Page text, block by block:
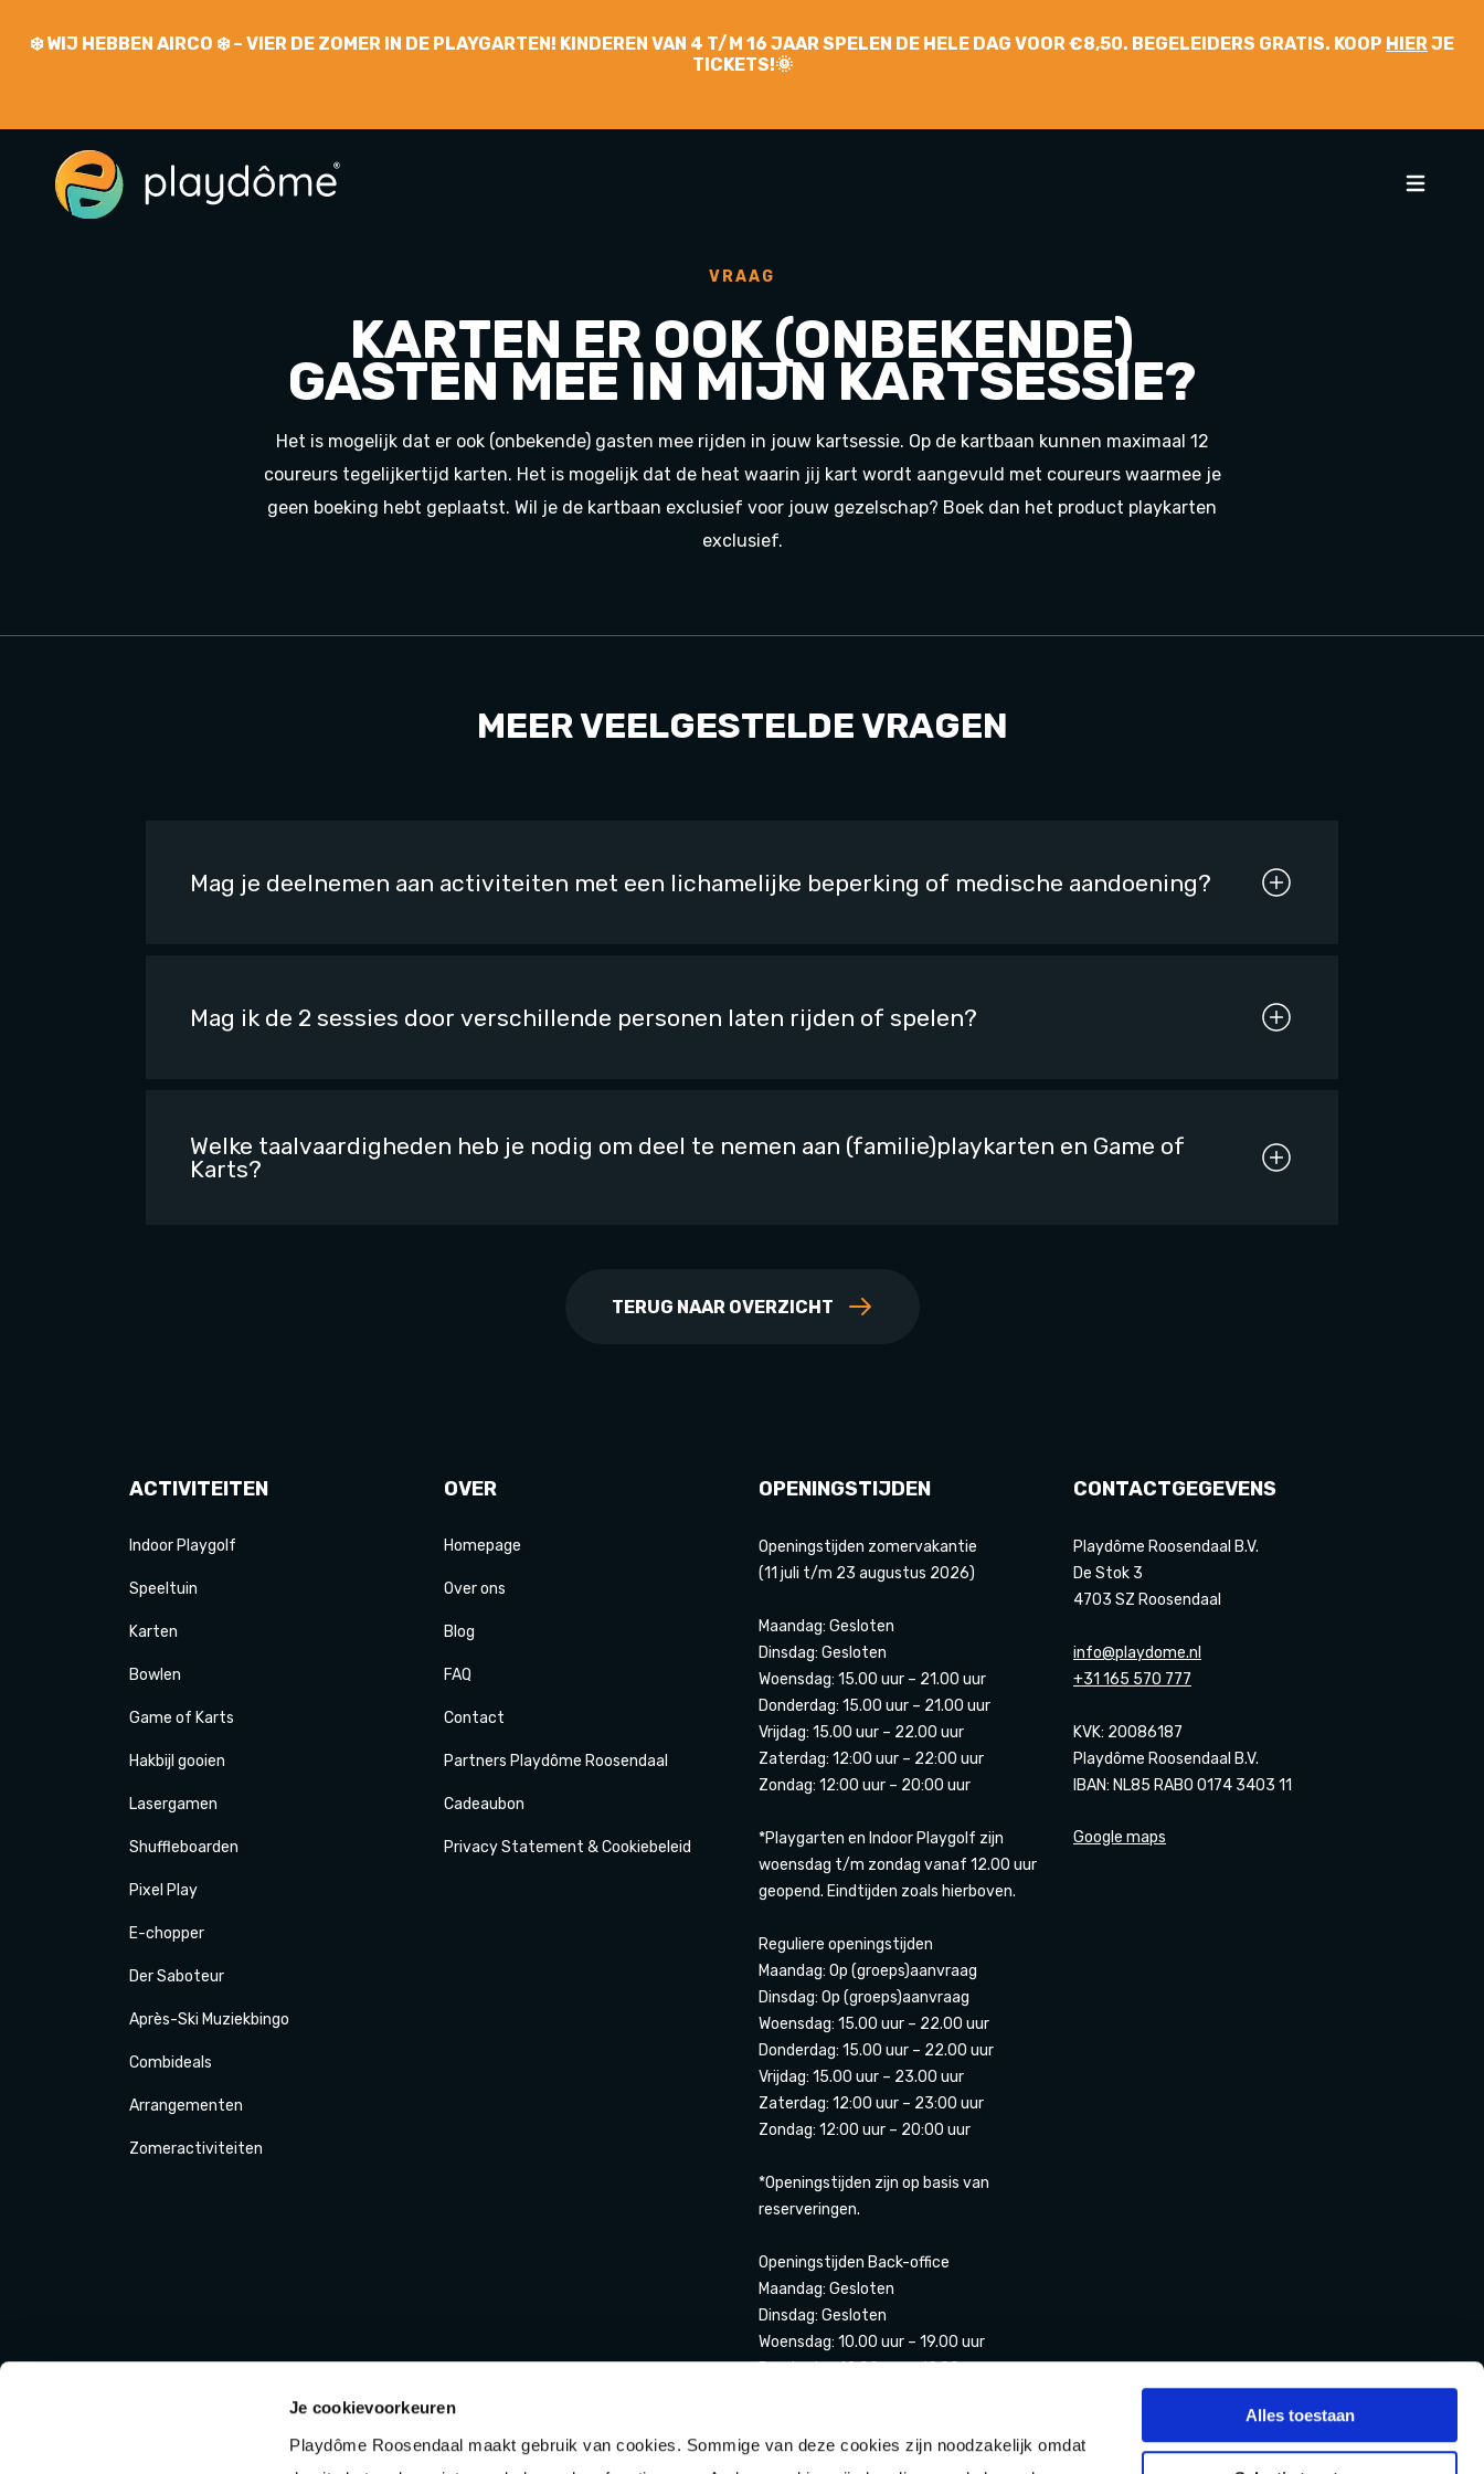
Je cookievoorkeuren
Playdôme Roosendaal maakt gebruik van cookies. Sommige van deze cookies zijn noodzakelijk omdat
Alles toestaan
❄️WIJ HEBBEN AIRCO ❄️ – VIER DE ZOMER IN DE PLAYGARTEN! KINDEREN VAN 4 T/M 16 JAAR SPELEN DE HELE DAG VOOR €8,50. BEGELEIDERS GRATIS. KOOP HIERJE
TICKETS!🌞
VRAAG
KARTEN ER OOK (ONBEKENDE)
GASTEN MEE IN MIJN KARTSESSIE?
Het is mogelijk dat er ook (onbekende) gasten mee rijden in jouw kartsessie. Op de kartbaan kunnen maximaal 12
coureurs tegelijkertijd karten. Het is mogelijk dat de heat waarin jij kart wordt aangevuld met coureurs waarmee je
geen boeking hebt geplaatst. Wil je de kartbaan exclusief voor jouw gezelschap? Boek dan het product playkarten
exclusief.
MEER VEELGESTELDE VRAGEN
Mag je deelnemen aan activiteiten met een lichamelijke beperking of medische aandoening?
Mag ik de 2 sessies door verschillende personen laten rijden of spelen?
Welke taalvaardigheden heb je nodig om deel te nemen aan (familie)playkarten en Game of
Karts?
TERUG NAAR OVERZICHT
ACTIVITEITEN
Indoor Playgolf
Speeltuin
Karten
Bowlen
Game of Karts
Hakbijl gooien
Lasergamen
Shuffleboarden
Pixel Play
E-chopper
DerSaboteur
Après-Ski Muziekbingo
Combideals
Arrangementen
Zomeractiviteiten
OVER
Homepage
Over ons
Blog
FAQ
Contact
Partners Playdôme Roosendaal
Cadeaubon
Privacy Statement & Cookiebeleid
OPENINGSTIJDEN
Openingstijden zomervakantie
(11 juli t/m 23 augustus 2026)
Maandag: Gesloten
Dinsdag: Gesloten
Woensdag: 15.00 uur – 21.00 uur
Donderdag: 15.00 uur – 21.00 uur
Vrijdag: 15.00 uur – 22.00 uur
Zaterdag: 12:00 uur – 22:00 uur
Zondag: 12:00 uur – 20:00 uur
*Playgarten en Indoor Playgolf zijn
woensdag t/m zondag vanaf 12.00 uur
geopend. Eindtijden zoals hierboven.
Reguliere openingstijden
Maandag: Op (groeps)aanvraag
Dinsdag: Op (groeps)aanvraag
Woensdag: 15.00 uur – 22.00 uur
Donderdag: 15.00 uur – 22.00 uur
Vrijdag: 15.00 uur – 23.00 uur
Zaterdag: 12:00 uur – 23:00 uur
Zondag: 12:00 uur – 20:00 uur
*Openingstijden zijn op basis van
reserveringen.
Openingstijden Back-office
Maandag: Gesloten
Dinsdag: Gesloten
Woensdag: 10.00 uur – 19.00 uur
Donderdag 12.00 uur – 19.00 uur
Zondag: 12.00 uur – 17.00 uur
CONTACTGEGEVENS
Playdôme Roosendaal B.V.
De Stok 3
4703 SZ Roosendaal
info@playdome.nl
+31 165 570 777
KVK: 20086187
Playdôme Roosendaal B.V.
IBAN: NL85 RABO 0174 3403 11
Google maps